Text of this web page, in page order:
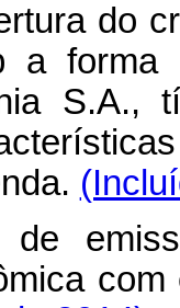
do
a
S.A.,